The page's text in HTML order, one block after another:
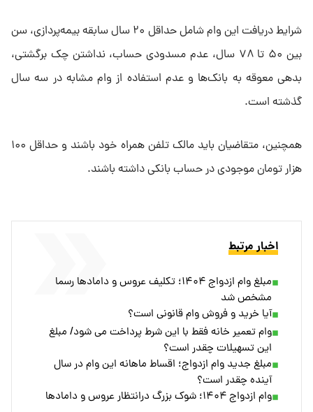
شرایط دریافت این وام شامل حداقل ۲۰ سال سابقه بیمه‌پردازی، سن
بین ۵۰ تا ۷۸ سال، عدم مسدودی حساب، نداشتن چک برگشتی،
بدهی معوقه به بانک‌ها و عدم استفاده از وام مشابه در سه سال
گذشته است.
همچنین، متقاضیان باید مالک تلفن همراه خود باشند و حداقل ۱۰۰
هزار تومان موجودی در حساب بانکی داشته باشند.
اخبار مرتبط
مبلغ وام ازدواج ۱۴۰۴؛ تکلیف عروس و داماد‌ها رسما
مشخص شد
آیا خرید و فروش وام قانونی است؟
وام تعمیر خانه فقط با این شرط پرداخت می شود/ مبلغ
این تسهیلات چقدر است؟
مبلغ جدید وام ازدواج؛ اقساط ماهانه این وام در سال
آینده چقدر است؟
وام ازدواج ۱۴۰۴؛ شوک بزرگ درانتظار عروس و داماد‌ها